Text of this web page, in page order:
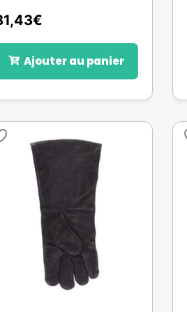
€
Ajouter au panier